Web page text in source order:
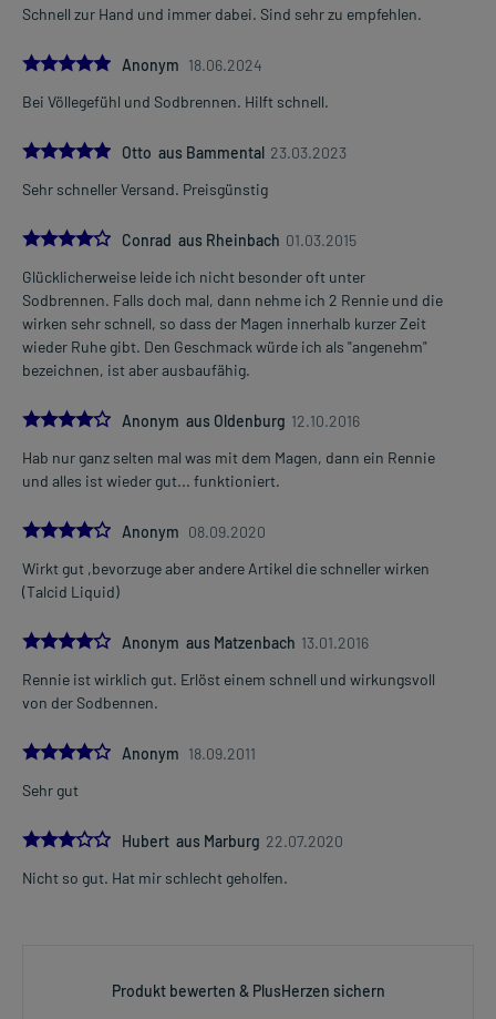
Schnell zur Hand und immer dabei. Sind sehr zu empfehlen.
5.0Anonym 18.06.2024
Bei Völlegefühl und Sodbrennen. Hilft schnell.
5.0
Otto aus Bammental 23.03.2023
Sehr schneller Versand. Preisgünstig
4.0
Conrad aus Rheinbach 01.03.2015
Glücklicherweise leide ich nicht besonder oft unter
Sodbrennen. Falls doch mal, dann nehme ich 2 Rennie und die
wirken sehr schnell, so dass der Magen innerhalb kurzer Zeit
wieder Ruhe gibt. Den Geschmack würde ich als "angenehm"
bezeichnen, ist aber ausbaufähig.
4.0Anonym aus Oldenburg 12.10.2016
Hab nur ganz selten mal was mit dem Magen, dann ein Rennie
und alles ist wieder gut... funktioniert.
4.0Anonym 08.09.2020
Wirkt gut ,bevorzuge aber andere Artikel die schneller wirken
(Talcid Liquid)
4.0Anonym aus Matzenbach 13.01.2016
Rennie ist wirklich gut. Erlöst einem schnell und wirkungsvoll
von der Sodbennen.
4.0Anonym 18.09.2011
Sehr gut
3.0
Hubert aus Marburg 22.07.2020
Nicht so gut. Hat mir schlecht geholfen.
Produkt bewerten & PlusHerzen sichern